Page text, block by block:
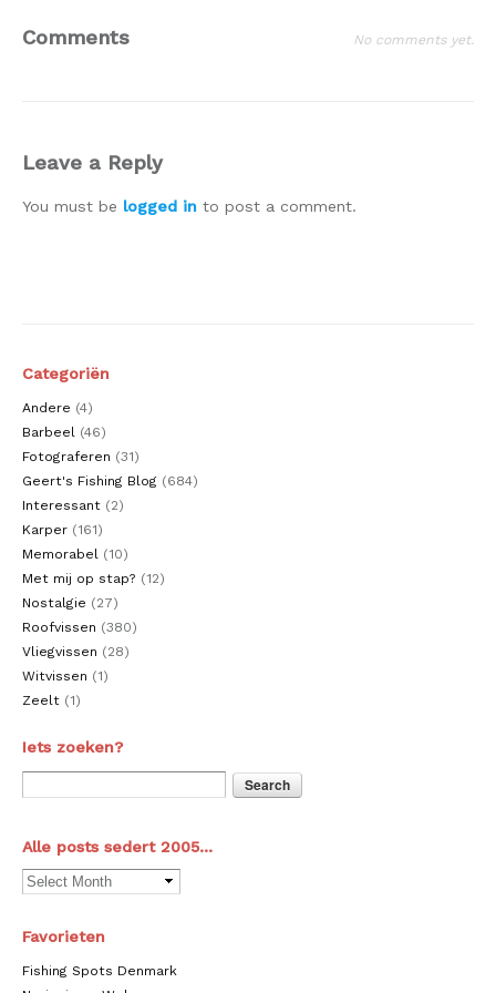
Comments No comments yet.
Leave a Reply
You must be logged in to post a comment.
Categoriën
Andere (4)
Barbeel (46)
Fotograferen (31)
Geert's Fishing Blog (684)
Interessant (2)
Karper (161)
Memorabel (10)
Met mij op stap? (12)
Nostalgie (27)
Roofvissen (380)
Vliegvissen (28)
Witvissen (1)
Zeelt (1)
Iets zoeken?
Alle posts sedert 2005…
Favorieten
Fishing Spots Denmark